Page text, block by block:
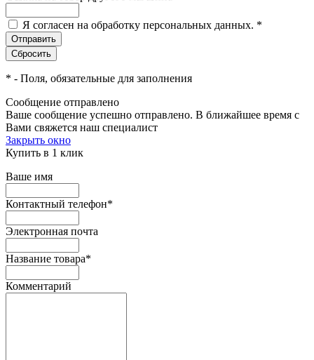
Я согласен на обработку персональных данных. *
* - Поля, обязательные для заполнения
Сообщение отправлено
Ваше сообщение успешно отправлено. В ближайшее время с
Вами свяжется наш специалист
Закрыть окно
Купить в 1 клик
Ваше имя
Контактный телефон*
Электронная почта
Название товара*
Комментарий